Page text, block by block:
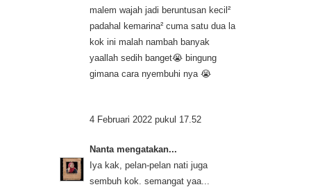
malem wajah jadi beruntusan kecil²
padahal kemarina² cuma satu dua la
kok ini malah nambah banyak
yaallah sedih banget😭 bingung
gimana cara nyembuhi nya 😭
4 Februari 2022 pukul 17.52
Nantamengatakan...
Iya kak, pelan-pelan nati juga
sembuh kok. semangat yaa...